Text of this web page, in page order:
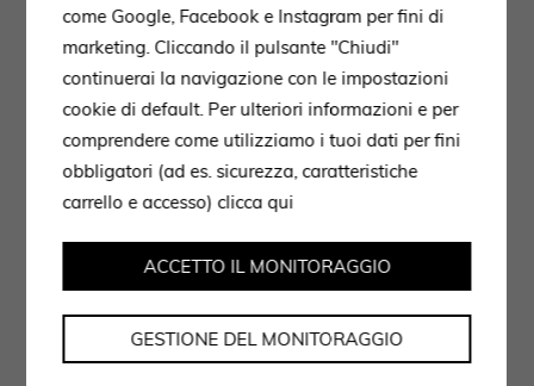
come Google, Facebook e Instagram per fini di
marketing. Cliccando il pulsante "Chiudi"
continuerai la navigazione con le impostazioni
cookie di default. Per ulteriori informazioni e per
comprendere come utilizziamo i tuoi dati per fini
obbligatori (ad es. sicurezza, caratteristiche
carrello e accesso)clicca qui
GESTIONE DEL MONITORAGGIO
ACCETTO IL MONITORAGGIO